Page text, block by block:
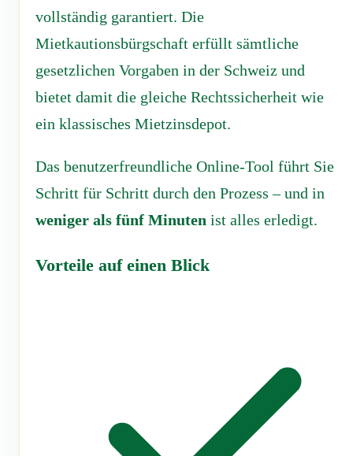
vollständig garantiert. Die
Mietkautionsbürgschaft erfüllt sämtliche
gesetzlichen Vorgaben in der Schweiz und
bietet damit die gleiche Rechtssicherheit wie
ein klassisches Mietzinsdepot.
Das benutzerfreundliche Online-Tool führt Sie
Schritt für Schritt durch den Prozess – und in
weniger als fünf Minuten ist alles erledigt.
Vorteile auf einen Blick